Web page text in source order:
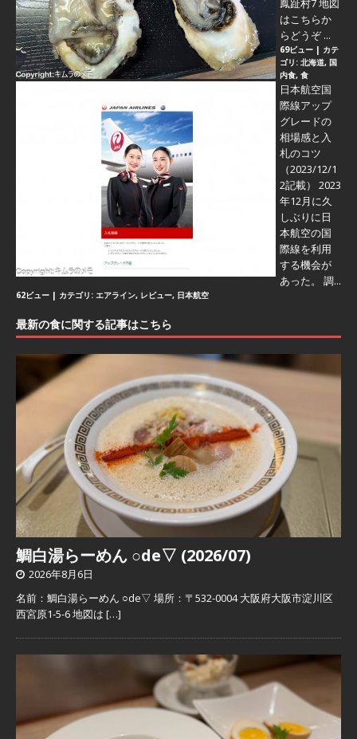
鳳趾村7 地図
はこちらか
らどうぞ ...
69ビュー | カテ
ゴリ: 北海道, 国
内食, 食
日本航空国
際線アップ
グレードの
相場感と入
札のコツ
（2023/12/1
2記載） 2023
年12月に久
しぶりに日
本航空の国
際線を利用
する機会が
あった。 調...
62ビュー | カテゴリ: エアライン, レビュー, 日本航空
最新の食に関する記事はこちら
鯛白湯らーめん ○de▽ (2026/07)
2026年8月6日
名前：鯛白湯らーめん ○de▽ 場所：〒532-0004 大阪府大阪市淀川区
西宮原1-5-6 地図は […]